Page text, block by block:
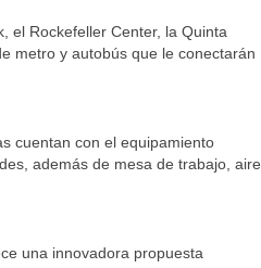
el Rockefeller Center, la Quinta
metro y autobús que le conectarán
cuentan con el equipamiento
además de mesa de trabajo, aire
una innovadora propuesta